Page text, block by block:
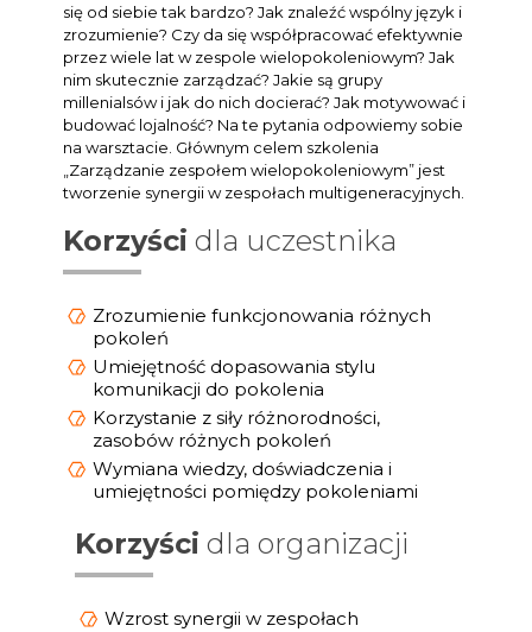
się od siebie tak bardzo? Jak znaleźć wspólny język i
zrozumienie? Czy da się współpracować efektywnie
przez wiele lat w zespole wielopokoleniowym? Jak
nim skutecznie zarządzać? Jakie są grupy
millenialsów i jak do nich docierać? Jak motywować i
budować lojalność? Na te pytania odpowiemy sobie
na warsztacie. Głównym celem szkolenia
„Zarządzanie zespołem wielopokoleniowym” jest
tworzenie synergii w zespołach multigeneracyjnych.
Korzyści dla uczestnika
Zrozumienie funkcjonowania różnych
pokoleń
Umiejętność dopasowania stylu
komunikacji do pokolenia
Korzystanie z siły różnorodności,
zasobów różnych pokoleń
Wymiana wiedzy, doświadczenia i
umiejętności pomiędzy pokoleniami
Korzyści dla organizacji
Wzrost synergii w zespołach